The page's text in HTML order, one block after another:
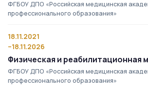
ФГБОУ ДПО «Российская медицинская
профессионального образования»
18.11.2021
–18.11.2026
Физическая и реабилитационная
ФГБОУ ДПО «Российская медицинская
профессионального образования»